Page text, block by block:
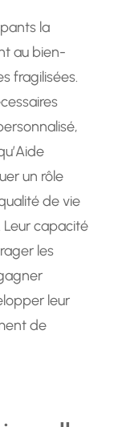
la
au bien-
fragilisées.
un rôle
de vie
Leur capacité
les
leur
de